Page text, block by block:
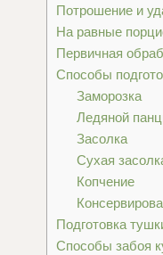
Потрошение и
На равные
Первичная
Способы
Заморозка
Ледяной
Засолка
Сухая
Копчение
Подготовка
Способы забоя